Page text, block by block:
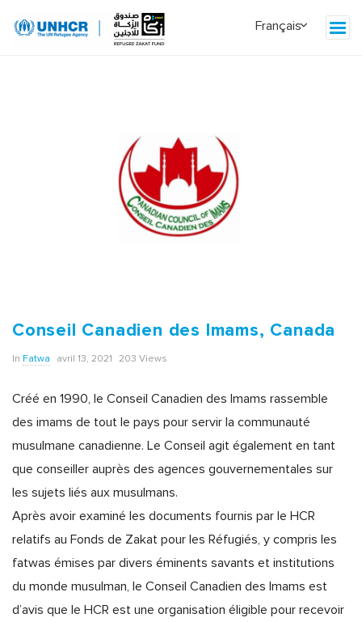
Conseil Canadien des Imams, Canada
In Fatwa avril 13, 2021 203 Views
Créé en 1990, le Conseil Canadien des Imams rassemble
des imams de tout le pays pour servir la communauté
musulmane canadienne. Le Conseil agit également en tant
que conseiller auprès des agences gouvernementales sur
les sujets liés aux musulmans.
Après avoir examiné les documents fournis par le HCR
relatifs au Fonds de Zakat pour les Réfugiés, y compris les
fatwas émises par divers éminents savants et institutions
du monde musulman, le Conseil Canadien des Imams est
d’avis que le HCR est une organisation éligible pour recevoir